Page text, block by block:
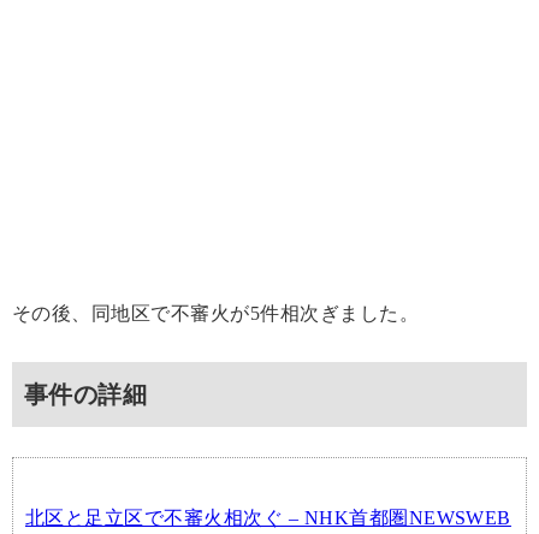
その後、同地区で不審火が5件相次ぎました。
事件の詳細
北区と足立区で不審火相次ぐ – NHK首都圏NEWSWEB